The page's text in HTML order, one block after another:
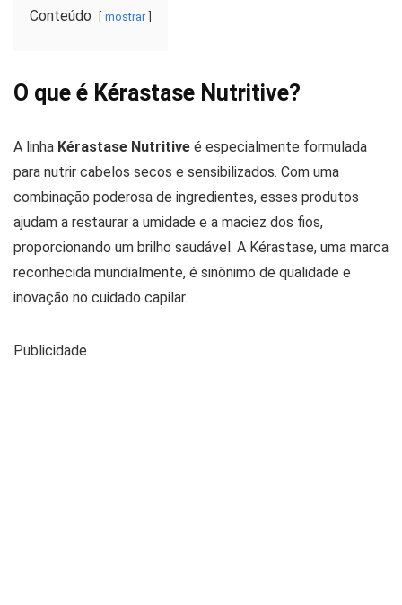
Conteúdo mostrar
O que é Kérastase Nutritive?
A linha Kérastase Nutritive é especialmente formulada
para nutrir cabelos secos e sensibilizados. Com uma
combinação poderosa de ingredientes, esses produtos
ajudam a restaurar a umidade e a maciez dos fios,
proporcionando um brilho saudável. A Kérastase, uma marca
reconhecida mundialmente, é sinônimo de qualidade e
inovação no cuidado capilar.
Publicidade